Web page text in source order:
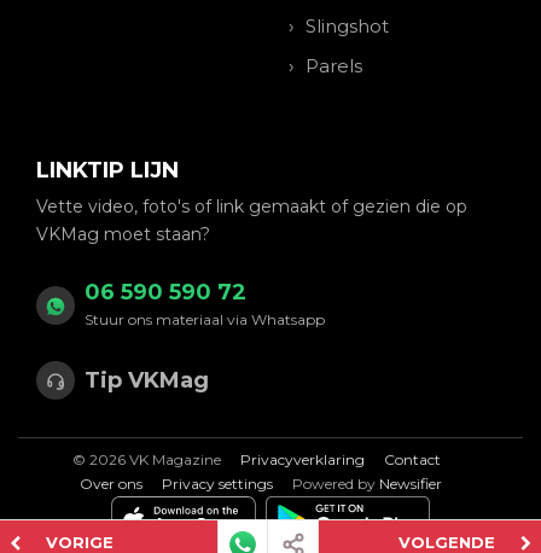
VORIGE VOLGENDE
Slingshot
Parels
LINKTIP LIJN
Vette video, foto's of link gemaakt of gezien die op
VKMag moet staan?
06 590 590 72
Stuur ons materiaal via Whatsapp
Tip VKMag
© 2026 VK Magazine Privacyverklaring
Contact
Over ons
Privacy settings Powered by Newsifier